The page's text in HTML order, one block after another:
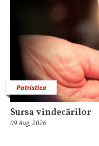
Patristica
Sursa vindecărilor
09 Aug, 2026